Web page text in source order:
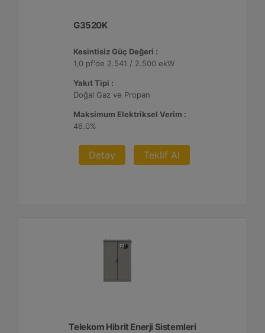
G3520K
Kesintisiz Güç Değeri :
1,0 pf'de 2.541 / 2.500 ekW
Yakıt Tipi :
Doğal Gaz ve Propan
Maksimum Elektriksel Verim :
46.0%
Detay Teklif Al
Telekom Hibrit Enerji Sistemleri